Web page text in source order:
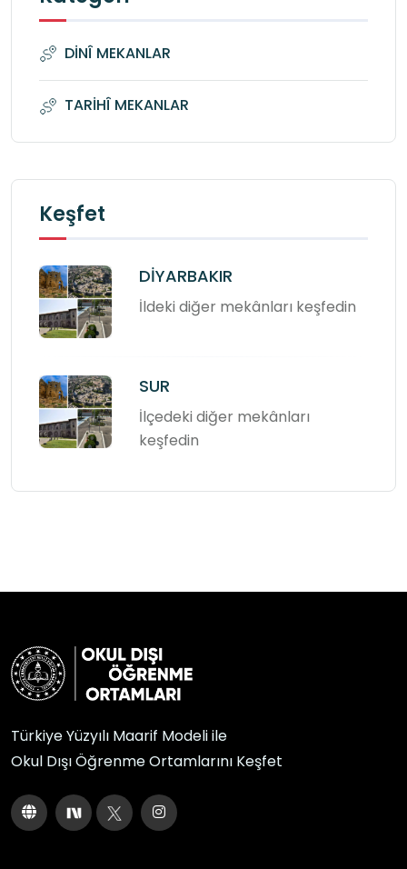
DİNÎ MEKANLAR
TARİHÎ MEKANLAR
Keşfet
DİYARBAKIR
İldeki diğer mekânları keşfedin
SUR
İlçedeki diğer mekânları
keşfedin
Türkiye Yüzyılı Maarif Modeli ile
Okul Dışı Öğrenme Ortamlarını Keşfet